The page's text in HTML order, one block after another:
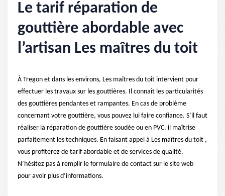
Le tarif réparation de
gouttière abordable avec
l’artisan Les maîtres du toit
À Tregon et dans les environs, Les maîtres du toit intervient pour
effectuer les travaux sur les gouttières. Il connaît les particularités
des gouttières pendantes et rampantes. En cas de problème
concernant votre gouttière, vous pouvez lui faire confiance. S’il faut
réaliser la réparation de gouttière soudée ou en PVC, il maîtrise
parfaitement les techniques. En faisant appel à Les maîtres du toit ,
vous profiterez de tarif abordable et de services de qualité.
N’hésitez pas à remplir le formulaire de contact sur le site web
pour avoir plus d’informations.